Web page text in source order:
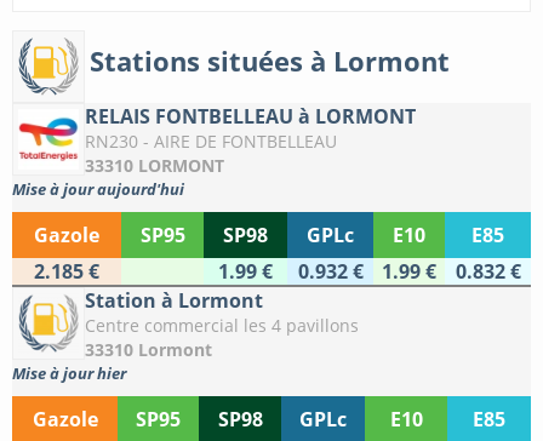
Stations situées à Lormont
RELAIS FONTBELLEAU à LORMONT
RN230 - AIRE DE FONTBELLEAU
33310 LORMONT
Mise à jour aujourd'hui
Gazole SP95 SP98 GPLc E10
E85
2.185 €
1.99 € 0.932 € 1.99 €
0.832 €
Station à Lormont
Centre commercial les 4 pavillons
33310 Lormont
Mise à jour hier
Gazole SP95 SP98 GPLc E10
E85